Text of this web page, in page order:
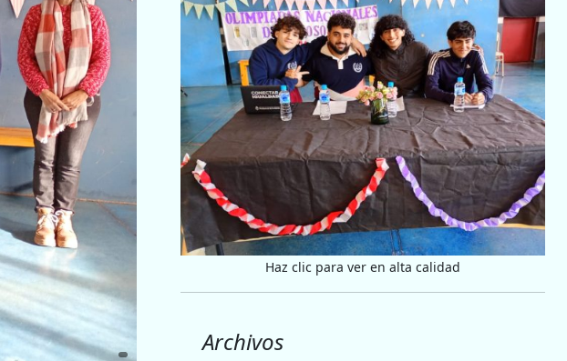
Haz clic para ver en alta calidad
Archivos